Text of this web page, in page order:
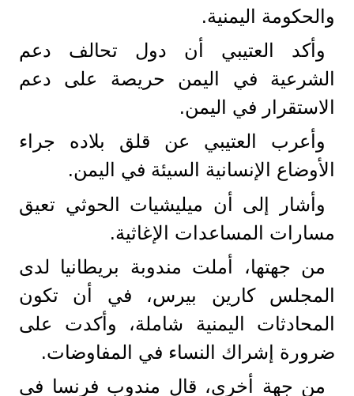
والحكومة اليمنية.
وأكد العتيبي أن دول تحالف دعم
الشرعية في اليمن حريصة على دعم
الاستقرار في اليمن.
وأعرب العتيبي عن قلق بلاده جراء
الأوضاع الإنسانية السيئة في اليمن.
وأشار إلى أن ميليشيات الحوثي تعيق
مسارات المساعدات الإغاثية.
من جهتها، أملت مندوبة بريطانيا لدى
المجلس كارين بيرس، في أن تكون
المحادثات اليمنية شاملة، وأكدت على
ضرورة إشراك النساء في المفاوضات.
من جهة أخرى، قال مندوب فرنسا في